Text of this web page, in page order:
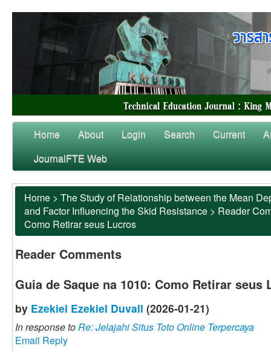
Home About Login Search Current
JournalFTE Web
Home > The Study of Relationship between the Mean
and Factor Influencing the Skid Resistance > Reader
Como Retirar seus Lucros
Reader Comments
Guia de Saque na 1010: Como Retirar seus
by Ezekiel Ezekiel Duvall (2026-01-21)
In response toRe: Jelajahi Situs Toto Online Terpercaya
Email Reply